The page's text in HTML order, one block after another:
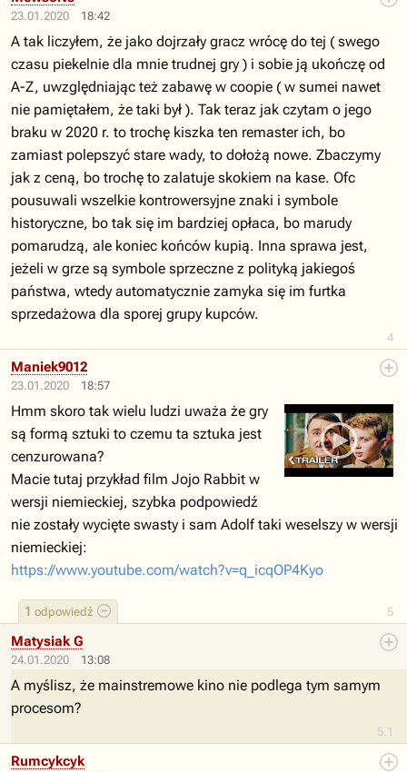
23.01.2020 18:42
4
A tak liczyłem, że jako dojrzały gracz wrócę do tej ( swego
czasu piekelnie dla mnie trudnej gry ) i sobie ją ukończę od
A-Z, uwzględniając też zabawę w coopie ( w sumei nawet
nie pamiętałem, że taki był ). Tak teraz jak czytam o jego
braku w 2020 r. to trochę kiszka ten remaster ich, bo
zamiast polepszyć stare wady, to dołożą nowe. Zbaczymy
jak z ceną, bo trochę to zalatuje skokiem na kase. Ofc
pousuwali wszelkie kontrowersyjne znaki i symbole
historyczne, bo tak się im bardziej opłaca, bo marudy
pomarudzą, ale koniec końców kupią. Inna sprawa jest,
jeżeli w grze są symbole sprzeczne z polityką jakiegoś
państwa, wtedy automatycznie zamyka się im furtka
sprzedażowa dla sporej grupy kupców.
23.01.2020 18:57
5
1 odpowiedź
Maniek9012
Hmm skoro tak wielu ludzi uważa że gry
są formą sztuki to czemu ta sztuka jest
cenzurowana?
Macie tutaj przykład film Jojo Rabbit w
wersji niemieckiej, szybka podpowiedź
nie zostały wycięte swasty i sam Adolf taki weselszy w wersji
niemieckiej:
https://www.youtube.com/watch?v=q_icqOP4Kyo
24.01.2020 13:08
5.1
Matysiak G
A myślisz, że mainstremowe kino nie podlega tym samym
procesom?
Rumcykcyk